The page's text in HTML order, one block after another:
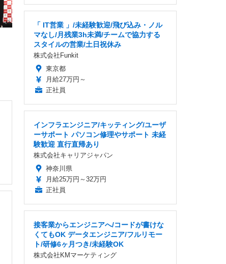
「 IT営業 」/未経験歓迎/飛び込み・ノル
マなし/月残業3h未満/チームで協力する
スタイルの営業/土日祝休み
株式会社Funkit
東京都
月給27万円～
正社員
インフラエンジニア/キッティング/ユーザ
ーサポート パソコン修理やサポート 未経
験歓迎 直行直帰あり
株式会社キャリアジャパン
神奈川県
月給25万円～32万円
正社員
接客業からエンジニアへ/コードが書けな
くてもOK データエンジニア/フルリモー
ト/研修6ヶ月つき/未経験OK
株式会社KMマーケティング